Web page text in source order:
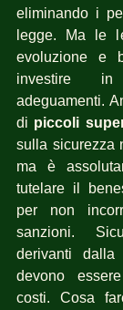
eliminando i
legge. Ma le
evoluzione e
investire in
adeguamenti.
di piccoli
sulla sicurezza
ma è
tutelare il
per non
sanzioni.
derivanti dalla
devono
costi. Cosa